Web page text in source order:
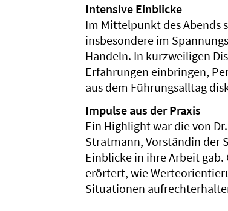
Intensive Einblicke
Im Mittelpunkt des Abends
insbesondere im
Handeln. In kurzweiligen
Erfahrungen einbringen,
aus dem Führungsalltag
Impulse aus der Praxis
Ein Highlight war die von
Stratmann, Vorständin der
Einblicke in ihre Arbeit
erörtert, wie
Situationen